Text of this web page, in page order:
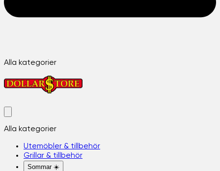
Alla kategorier
Alla kategorier
Utemöbler & tillbehör
Grillar & tillbehör
Sommar ☀️